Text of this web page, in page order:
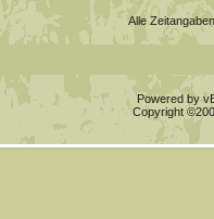
Alle
Powered by
Copyright